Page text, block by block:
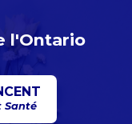
l'Ontario
Santé